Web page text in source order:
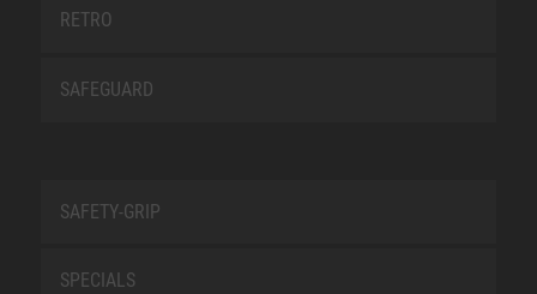
RETRO
SAFEGUARD
SAFETY-GRIP
SPECIALS